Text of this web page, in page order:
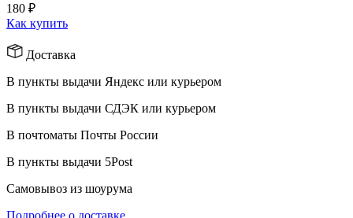
180 ₽
Как купить
Доставка
В пункты выдачи Яндекс или курьером
В пункты выдачи СДЭК или курьером
В почтоматы Почты России
В пункты выдачи 5Post
Самовывоз из шоурума
Подробнее о доставке